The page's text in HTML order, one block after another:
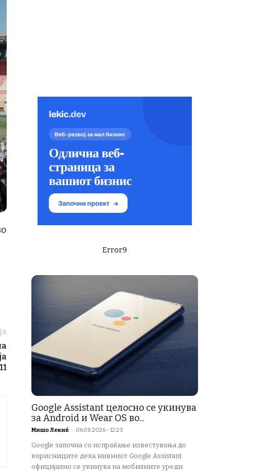
Error9
Google Assistant целосно се укинува
за Android и Wear OS во...
Мишо Лекиќ - 06.08.2026 - 12:23
Google започна со испраќање известувања до
корисниците дека нивниот Google Assistant
официјално се укинува на мобилните уреди.